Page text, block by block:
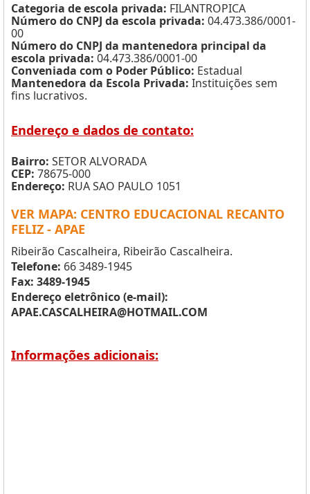
Categoria de escola privada: FILANTROPICA
Número do CNPJ da escola privada: 04.473.386/0001-
00
Número do CNPJ da mantenedora principal da
escola privada: 04.473.386/0001-00
Conveniada com o Poder Público: Estadual
Mantenedora da Escola Privada: Instituições sem
fins lucrativos.
Endereço e dados de contato:
Bairro: SETOR ALVORADA
CEP: 78675-000
Endereço: RUA SAO PAULO 1051
VER MAPA: CENTRO EDUCACIONAL RECANTO
FELIZ - APAE
Ribeirão Cascalheira, Ribeirão Cascalheira.
Telefone: 66 3489-1945
Fax: 3489-1945
Endereço eletrônico (e-mail):
APAE.CASCALHEIRA@HOTMAIL.COM
Informações adicionais: